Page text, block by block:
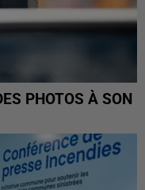
PHOTOS À SON